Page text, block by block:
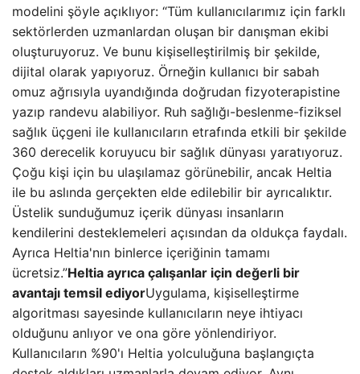
modelini şöyle açıklıyor: “Tüm kullanıcılarımız için farklı
sektörlerden uzmanlardan oluşan bir danışman ekibi
oluşturuyoruz. Ve bunu kişiselleştirilmiş bir şekilde,
dijital olarak yapıyoruz. Örneğin kullanıcı bir sabah
omuz ağrısıyla uyandığında doğrudan fizyoterapistine
yazıp randevu alabiliyor. Ruh sağlığı-beslenme-fiziksel
sağlık üçgeni ile kullanıcıların etrafında etkili bir şekilde
360 ​​derecelik koruyucu bir sağlık dünyası yaratıyoruz.
Çoğu kişi için bu ulaşılamaz görünebilir, ancak Heltia
ile bu aslında gerçekten elde edilebilir bir ayrıcalıktır.
Üstelik sunduğumuz içerik dünyası insanların
kendilerini desteklemeleri açısından da oldukça faydalı.
Ayrıca Heltia'nın binlerce içeriğinin tamamı
ücretsiz.”Heltia ayrıca çalışanlar için değerli bir
avantajı temsil ediyorUygulama, kişiselleştirme
algoritması sayesinde kullanıcıların neye ihtiyacı
olduğunu anlıyor ve ona göre yönlendiriyor.
Kullanıcıların %90'ı Heltia yolculuğuna başlangıçta